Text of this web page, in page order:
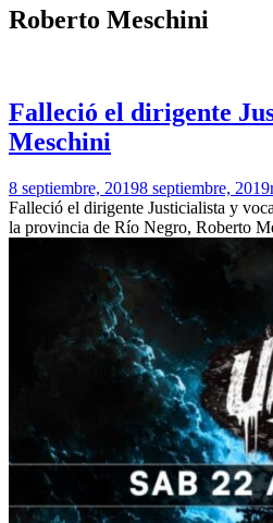
Roberto Meschini
Falleció el dirigente
Meschini
8 septiembre, 20198 septiembre, 2019
Falleció el dirigente Justicialista y
la provincia de Río Negro, Roberto